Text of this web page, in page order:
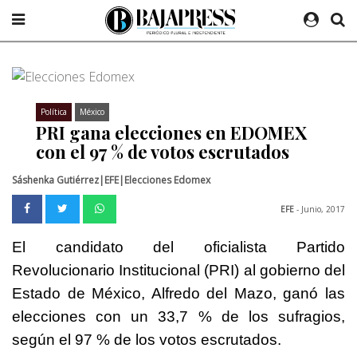
Política México
PRI gana elecciones en EDOMEX
con el 97 % de votos escrutados
Sáshenka Gutiérrez|EFE|Elecciones Edomex
EFE - Junio, 2017
El candidato del oficialista Partido
Revolucionario Institucional (PRI) al gobierno del
Estado de México, Alfredo del Mazo, ganó las
elecciones con un 33,7 % de los sufragios,
según el 97 % de los votos escrutados.